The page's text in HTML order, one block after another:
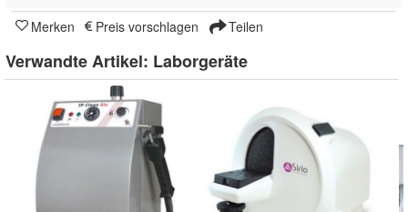
Merken Preis vorschlagen Teilen
Verwandte Artikel: Laborgeräte